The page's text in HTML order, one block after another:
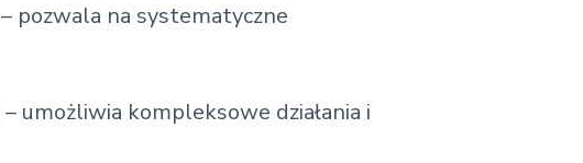
– pozwala na systematyczne
– umożliwia kompleksowe działania i